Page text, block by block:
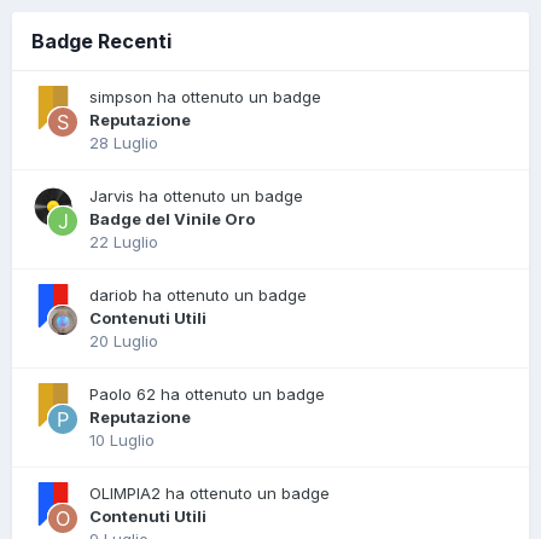
Badge Recenti
simpson ha ottenuto un badge
Reputazione
28 Luglio
Jarvis ha ottenuto un badge
Badge del Vinile Oro
22 Luglio
dariob ha ottenuto un badge
Contenuti Utili
20 Luglio
Paolo 62 ha ottenuto un badge
Reputazione
10 Luglio
OLIMPIA2 ha ottenuto un badge
Contenuti Utili